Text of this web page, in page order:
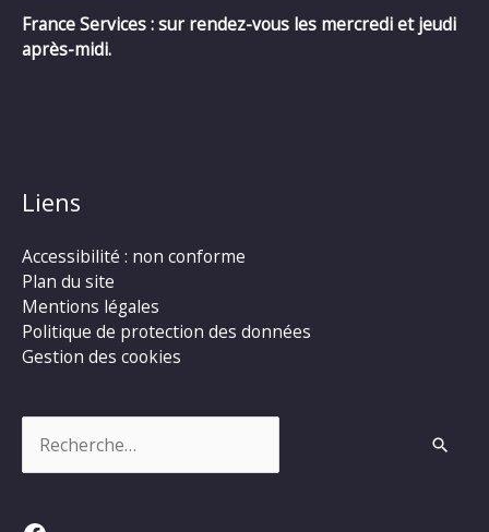
France Services : sur rendez-vous les mercredi et jeudi
après-midi.
Liens
Accessibilité : non conforme
Plan du site
Mentions légales
Politique de protection des données
Gestion des cookies